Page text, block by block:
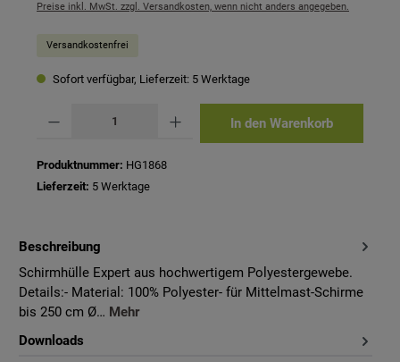
Preise inkl. MwSt. zzgl. Versandkosten, wenn nicht anders angegeben.
Versandkostenfrei
Sofort verfügbar, Lieferzeit: 5 Werktage
In den Warenkorb
Produktnummer: HG1868
Lieferzeit: 5 Werktage
Beschreibung
Schirmhülle Expert aus hochwertigem Polyestergewebe.
Details:- Material: 100% Polyester- für Mittelmast-Schirme
bis 250 cm Ø… Mehr
Downloads